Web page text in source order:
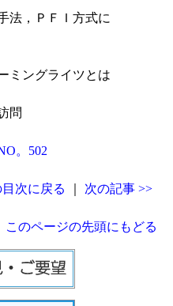
法，ＰＦＩ方式に
ミングライツとは
問
。502
次に戻る 次の記事 >>
このページの先頭にもどる